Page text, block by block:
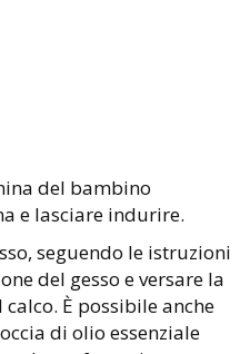
del bambino
e lasciare indurire.
seguendo le istruzioni
del gesso e versare la
È possibile anche
di olio essenziale